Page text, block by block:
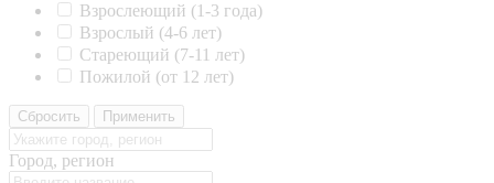
Взрослеющий (1-3 года)
Взрослый (4-6 лет)
Стареющий (7-11 лет)
Пожилой (от 12 лет)
Сбросить Применить
Город, регион